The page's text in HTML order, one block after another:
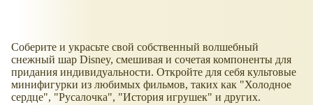
Соберите и украсьте свой собственный волшебный
снежный шар Disney, смешивая и сочетая компоненты для
придания индивидуальности. Откройте для себя культовые
минифигурки из любимых фильмов, таких как "Холодное
сердце", "Русалочка", "История игрушек" и других.